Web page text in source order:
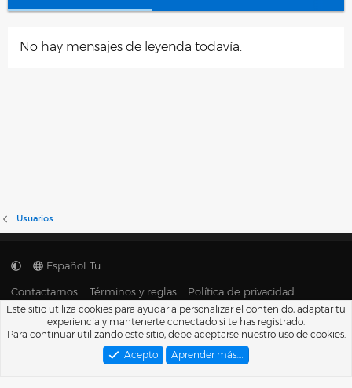
No hay mensajes de leyenda todavía.
Usuarios
Español Tu
Contactarnos Términos y reglas
Política de privacidad
Ayuda
Portal
R
S
S
Community platform by XenForo® © 2010-2026 XenForo Ltd.
XenFacil.com. © 2010-2019
Este sitio utiliza cookies para ayudar a personalizar el contenido, adaptar tu
experiencia y mantenerte conectado si te has registrado.
Para continuar utilizando este sitio, debe aceptarse nuestro uso de cookies.
Acepto
Aprender más.…